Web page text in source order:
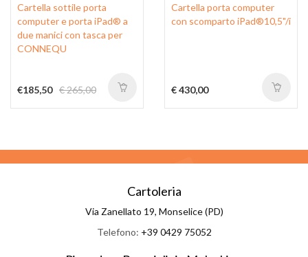
Cartella sottile porta
computer e porta iPad® a
due manici con tasca per
CONNEQU
€185,50 € 265,00
Cartella porta computer
con scomparto iPad®10,5"/i
€ 430,00
Cartoleria
Via Zanellato 19, Monselice (PD)
Telefono: +39 0429 75052